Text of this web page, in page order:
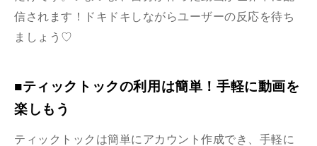
信されます！ドキドキしながらユーザーの反応を待ち
ましょう♡
■ティックトックの利用は簡単！手軽に動画を
楽しもう
ティックトックは簡単にアカウント作成でき、手軽に